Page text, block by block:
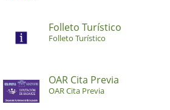
Folleto Turístico
Folleto Turístico
OAR Cita Previa
OAR Cita Previa